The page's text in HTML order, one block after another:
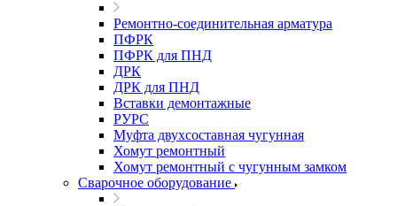
Ремонтно-соединительная арматура
ПФРК
ПФРК для ПНД
ДРК
ДРК для ПНД
Вставки демонтажные
РУРС
Муфта двухсоставная чугунная
Хомут ремонтный
Хомут ремонтный с чугунным замком
Сварочное оборудование